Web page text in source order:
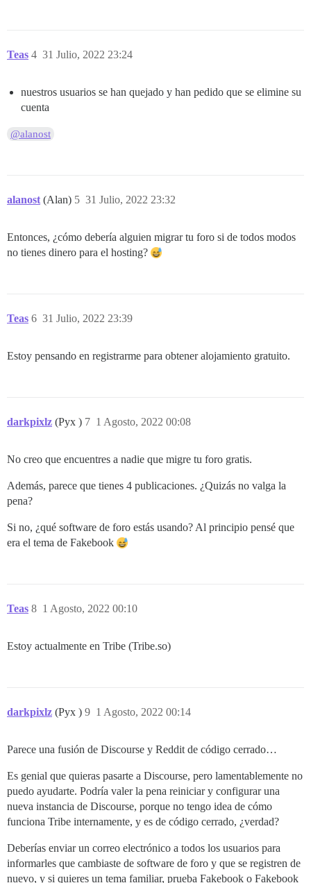
Teas 31 Julio, 2022 23:24
4
nuestros usuarios se han quejado y han pedido que se elimine su
cuenta
@alanost
alanost (Alan) 31 Julio, 2022 23:32
5
Entonces, ¿cómo debería alguien migrar tu foro si de todos modos
no tienes dinero para el hosting?
Teas 31 Julio, 2022 23:39
6
Estoy pensando en registrarme para obtener alojamiento gratuito.
darkpixlz (Pyx ) 1 Agosto, 2022 00:08
7
No creo que encuentres a nadie que migre tu foro gratis.
Además, parece que tienes 4 publicaciones. ¿Quizás no valga la
pena?
Si no, ¿qué software de foro estás usando? Al principio pensé que
era el tema de Fakebook
Teas 1 Agosto, 2022 00:10
8
Estoy actualmente en Tribe (Tribe.so)
darkpixlz (Pyx ) 1 Agosto, 2022 00:14
9
Parece una fusión de Discourse y Reddit de código cerrado…
Es genial que quieras pasarte a Discourse, pero lamentablemente no
puedo ayudarte. Podría valer la pena reiniciar y configurar una
nueva instancia de Discourse, porque no tengo idea de cómo
funciona Tribe internamente, y es de código cerrado, ¿verdad?
Deberías enviar un correo electrónico a todos los usuarios para
informarles que cambiaste de software de foro y que se registren de
nuevo, y si quieres un tema familiar, prueba Fakebook o Fakebook